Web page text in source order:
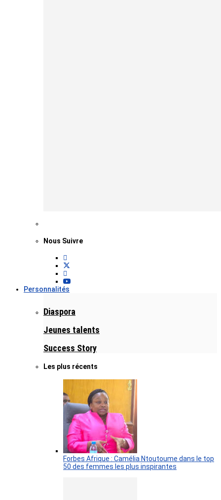
Nous Suivre
Personnalités
Diaspora
Jeunes talents
Success Story
Les plus récents
Forbes Afrique : Camélia Ntoutoume dans le top
50 des femmes les plus inspirantes